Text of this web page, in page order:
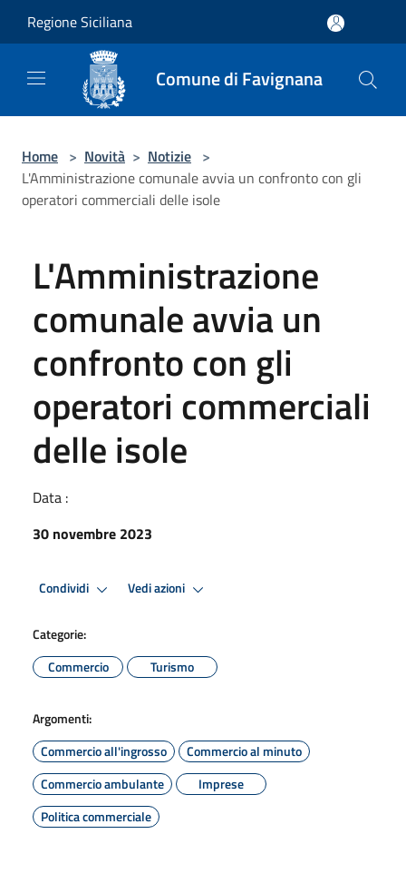
Regione Siciliana
Comune di Favignana
Home > Novità > Notizie >
L'Amministrazione comunale avvia un confronto con gli
operatori commerciali delle isole
L'Amministrazione
comunale avvia un
confronto con gli
operatori commerciali
delle isole
Data :
30 novembre 2023
Condividi Vedi azioni
Categorie:
Commercio
Turismo
Argomenti:
Commercio all'ingrosso
Commercio al minuto
Commercio ambulante
Imprese
Politica commerciale